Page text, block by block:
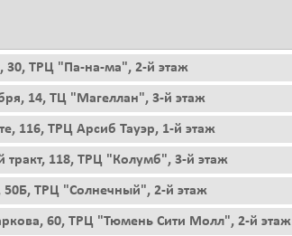
30, ТРЦ "Па-на-ма", 2-й этаж
14, ТЦ "Магеллан", 3-й этаж
116, ТРЦ Арсиб Тауэр, 1-й этаж
118, ТРЦ "Колумб", 3-й этаж
ТРЦ "Солнечный", 2-й этаж
60, ТРЦ "Тюмень Сити Молл", 2-й этаж